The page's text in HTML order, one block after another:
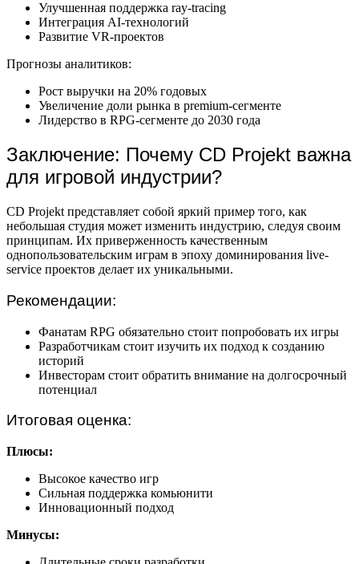
Улучшенная поддержка ray-tracing
Интеграция AI-технологий
Развитие VR-проектов
Прогнозы аналитиков:
Рост выручки на 20% годовых
Увеличение доли рынка в premium-сегменте
Лидерство в RPG-сегменте до 2030 года
Заключение: Почему CD Projekt важна
для игровой индустрии?
CD Projekt представляет собой яркий пример того, как
небольшая студия может изменить индустрию, следуя своим
принципам. Их приверженность качественным
однопользовательским играм в эпоху доминирования live-
service проектов делает их уникальными.
Рекомендации:
Фанатам RPG обязательно стоит попробовать их игры
Разработчикам стоит изучить их подход к созданию
историй
Инвесторам стоит обратить внимание на долгосрочный
потенциал
Итоговая оценка:
Плюсы:
Высокое качество игр
Сильная поддержка комьюнити
Инновационный подход
Минусы: